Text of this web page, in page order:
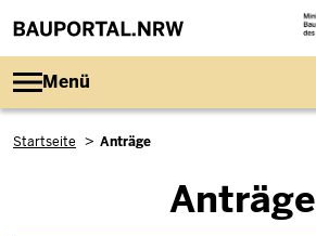
Menü
Pfadnavigation
Startseite Anträge
Anträge